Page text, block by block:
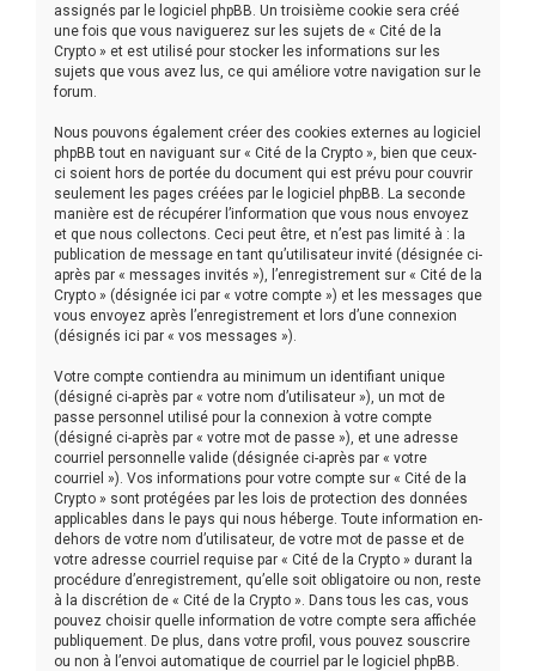
assignés par le logiciel phpBB. Un troisième cookie sera créé
une fois que vous naviguerez sur les sujets de « Cité de la
Crypto » et est utilisé pour stocker les informations sur les
sujets que vous avez lus, ce qui améliore votre navigation sur le
forum.
Nous pouvons également créer des cookies externes au logiciel
phpBB tout en naviguant sur « Cité de la Crypto », bien que ceux-
ci soient hors de portée du document qui est prévu pour couvrir
seulement les pages créées par le logiciel phpBB. La seconde
manière est de récupérer l’information que vous nous envoyez
et que nous collectons. Ceci peut être, et n’est pas limité à : la
publication de message en tant qu’utilisateur invité (désignée ci-
après par « messages invités »), l’enregistrement sur « Cité de la
Crypto » (désignée ici par « votre compte ») et les messages que
vous envoyez après l’enregistrement et lors d’une connexion
(désignés ici par « vos messages »).
Votre compte contiendra au minimum un identifiant unique
(désigné ci-après par « votre nom d’utilisateur »), un mot de
passe personnel utilisé pour la connexion à votre compte
(désigné ci-après par « votre mot de passe »), et une adresse
courriel personnelle valide (désignée ci-après par « votre
courriel »). Vos informations pour votre compte sur « Cité de la
Crypto » sont protégées par les lois de protection des données
applicables dans le pays qui nous héberge. Toute information en-
dehors de votre nom d’utilisateur, de votre mot de passe et de
votre adresse courriel requise par « Cité de la Crypto » durant la
procédure d’enregistrement, qu’elle soit obligatoire ou non, reste
à la discrétion de « Cité de la Crypto ». Dans tous les cas, vous
pouvez choisir quelle information de votre compte sera affichée
publiquement. De plus, dans votre profil, vous pouvez souscrire
ou non à l’envoi automatique de courriel par le logiciel phpBB.